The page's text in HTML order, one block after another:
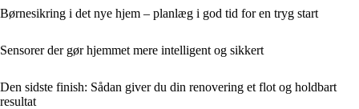
Børnesikring i det nye hjem – planlæg i god tid for en tryg start
Sensorer der gør hjemmet mere intelligent og sikkert
Den sidste finish: Sådan giver du din renovering et flot og holdbart
resultat